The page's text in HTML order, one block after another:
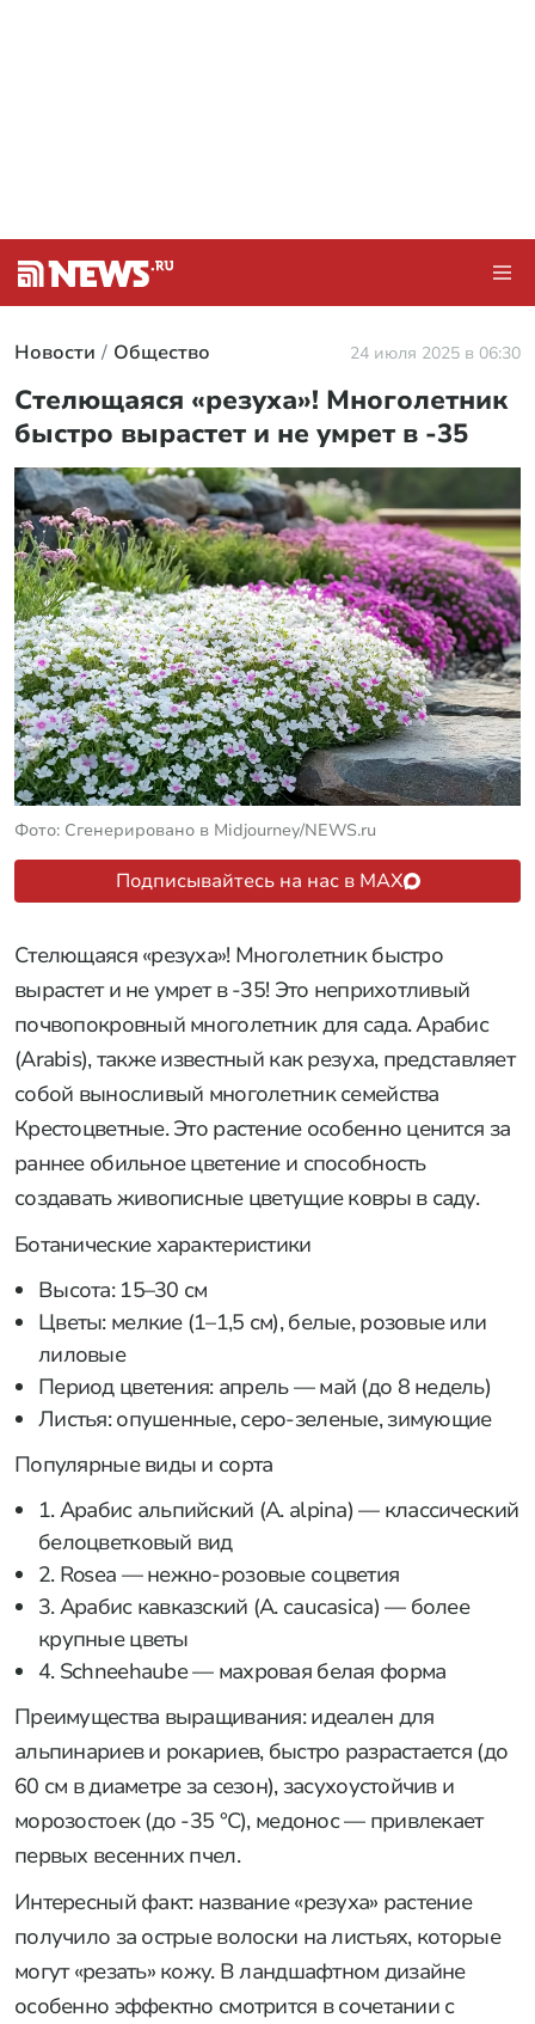
Новости Общество 24 июля 2025 в 06:30
Стелющаяся «резуха»! Многолетник
быстро вырастет и не умрет в -35
Фото: Сгенерировано в Midjourney/NEWS.ru
Подписывайтесь на нас в MAX
Стелющаяся «резуха»! Многолетник быстро
вырастет и не умрет в -35! Это неприхотливый
почвопокровный многолетник для сада. Арабис
(Arabis), также известный как резуха, представляет
собой выносливый многолетник семейства
Крестоцветные. Это растение особенно ценится за
раннее обильное цветение и способность
создавать живописные цветущие ковры в саду.
Ботанические характеристики
Высота: 15–30 см
Цветы: мелкие (1–1,5 см), белые, розовые или
лиловые
Период цветения: апрель — май (до 8 недель)
Листья: опушенные, серо-зеленые, зимующие
Популярные виды и сорта
1. Арабис альпийский (A. alpina) — классический
белоцветковый вид
2. Rosea — нежно-розовые соцветия
3. Арабис кавказский (A. caucasica) — более
крупные цветы
4. Schneehaube — махровая белая форма
Преимущества выращивания: идеален для
альпинариев и рокариев, быстро разрастается (до
60 см в диаметре за сезон), засухоустойчив и
морозостоек (до -35 °C), медонос — привлекает
первых весенних пчел.
Интересный факт: название «резуха» растение
получило за острые волоски на листьях, которые
могут «резать» кожу. В ландшафтном дизайне
особенно эффектно смотрится в сочетании с